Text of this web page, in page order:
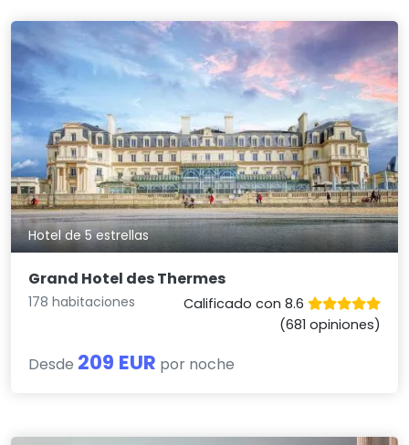
Hotel de 5 estrellas
Grand Hotel des Thermes
178 habitaciones
Calificado con 8.6
(681 opiniones)
Desde 209 EUR por noche